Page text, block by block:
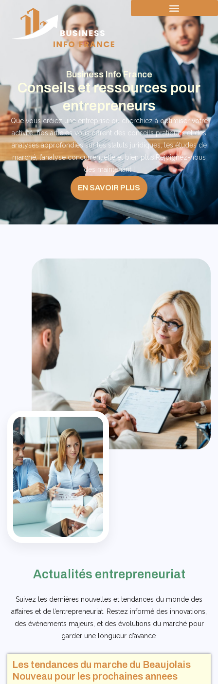
Business Info France
Conseils et ressources pour
entrepreneurs
Que vous créiez une entreprise ou cherchiez à optimiser votre
activité, nos articles vous offrent des conseils pratiques et des
analyses approfondies sur les statuts juridiques, les études de
marché, l’analyse concurrentielle et bien plus.Rejoignez-nous
dès maintenant !
EN SAVOIR PLUS
Actualités entrepreneuriat
Suivez les dernières nouvelles et tendances du monde des
affaires et de l’entrepreneuriat. Restez informé des innovations,
des événements majeurs, et des évolutions du marché pour
garder une longueur d’avance.
Les tendances du marche du Beaujolais
Nouveau pour les prochaines annees